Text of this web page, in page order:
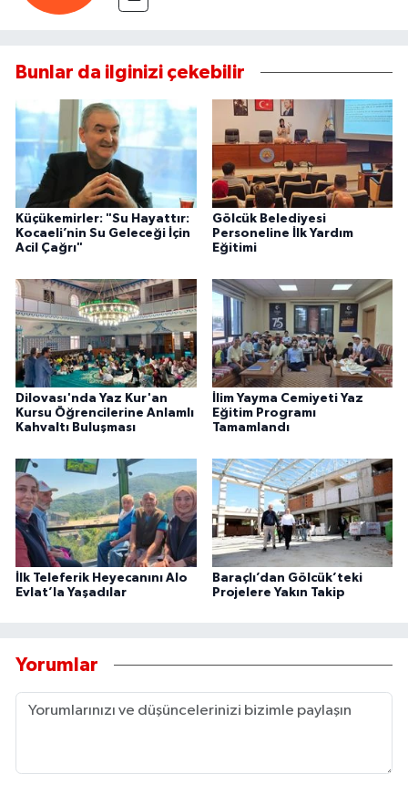
Bunlar da ilginizi çekebilir
Küçükemirler: "Su Hayattır:
Kocaeli’nin Su Geleceği İçin
Acil Çağrı"
Gölcük Belediyesi
Personeline İlk Yardım
Eğitimi
Dilovası'nda Yaz Kur'an
Kursu Öğrencilerine Anlamlı
Kahvaltı Buluşması
İlim Yayma Cemiyeti Yaz
Eğitim Programı
Tamamlandı
İlk Teleferik Heyecanını Alo
Evlat’la Yaşadılar
Baraçlı’dan Gölcük’teki
Projelere Yakın Takip
Yorumlar